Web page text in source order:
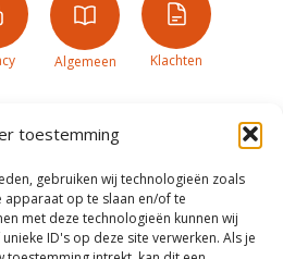
toestemming
gebruiken wij technologieën zoals
op te slaan en/of te
met deze technologieën kunnen wij
ID's op deze site verwerken. Als je
Algemeen Klachten